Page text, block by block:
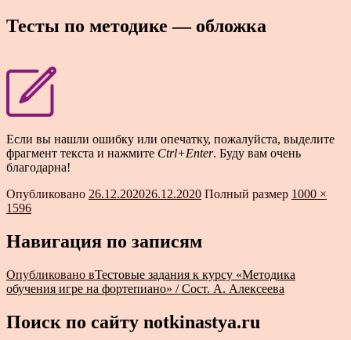
Тесты по методике — обложка
Если вы нашли ошибку или опечатку, пожалуйста, выделите
фрагмент текста и нажмите Ctrl+Enter. Буду вам очень
благодарна!
Опубликовано 26.12.202026.12.2020 Полный размер 1000 ×
1596
Навигация по записям
Опубликовано вТестовые задания к курсу «Методика
обучения игре на фортепиано» / Сост. А. Алексеева
Поиск по сайту notkinastya.ru